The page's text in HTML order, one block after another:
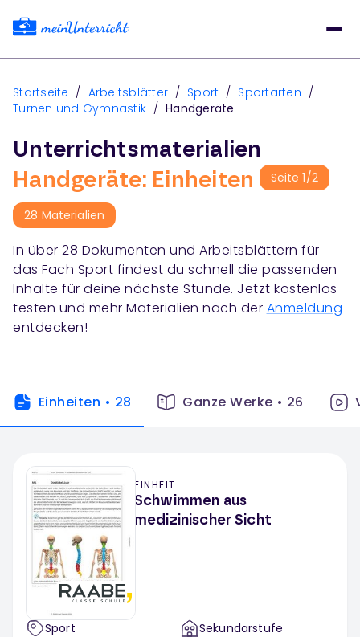
Startseite / Arbeitsblätter / Sport / Sportarten /
Turnen und Gymnastik / Handgeräte
Unterrichtsmaterialien
Handgeräte: Einheiten
Seite1/2
28 Materialien
In über 28 Dokumenten und Arbeitsblättern für
das Fach Sport findest du schnell die passenden
Inhalte für deine nächste Stunde. Jetzt kostenlos
testen und mehr Materialien nach der Anmeldung
entdecken!
Einheiten • 28 Ganze Werke • 26
EINHEIT
Schwimmen aus
medizinischer Sicht
Sport
Sekundarstufe